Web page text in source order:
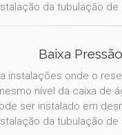
da tubulação de
Baixa
instalações onde o
nível da caixa de
ser instalado em
da tubulação de